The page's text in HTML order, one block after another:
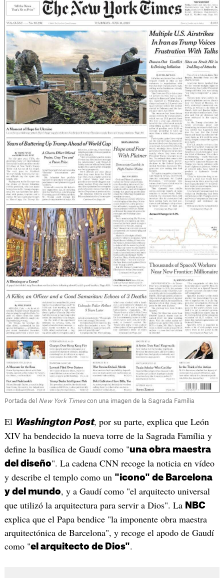
Portada del New York Timescon una imagen de la Sagrada Família
El Washington Post, por su parte, explica que León
XIV ha bendecido la nueva torre de la Sagrada Família y
define la basílica de Gaudí como "una obra maestra
del diseño". La cadena CNN recoge la noticia en vídeo
y describe el templo como un "icono" de Barcelona
y del mundo, y a Gaudí como "el arquitecto universal
que utilizó la arquitectura para servir a Dios". La NBC
explica que el Papa bendice "la imponente obra maestra
arquitectónica de Barcelona", y recoge el apodo de Gaudí
como "el arquitecto de Dios".